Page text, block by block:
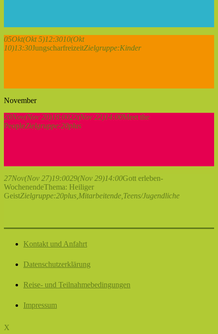
05Okt(Okt 5)12:3010(Okt
10)13:30JungscharfreizeitZielgruppe:Kinder
November
20Nov(Nov 20)18:0022(Nov 22)14:00Meet the
PeopleZielgruppe:20plus
27Nov(Nov 27)19:0029(Nov 29)14:00Gott erleben-
WochenendeThema: Heiliger
GeistZielgruppe:20plus, Mitarbeitende, Teens/Jugendliche
Kontakt und Anfahrt
Datenschutzerklärung
Reise- und Teilnahmebedingungen
Impressum
X